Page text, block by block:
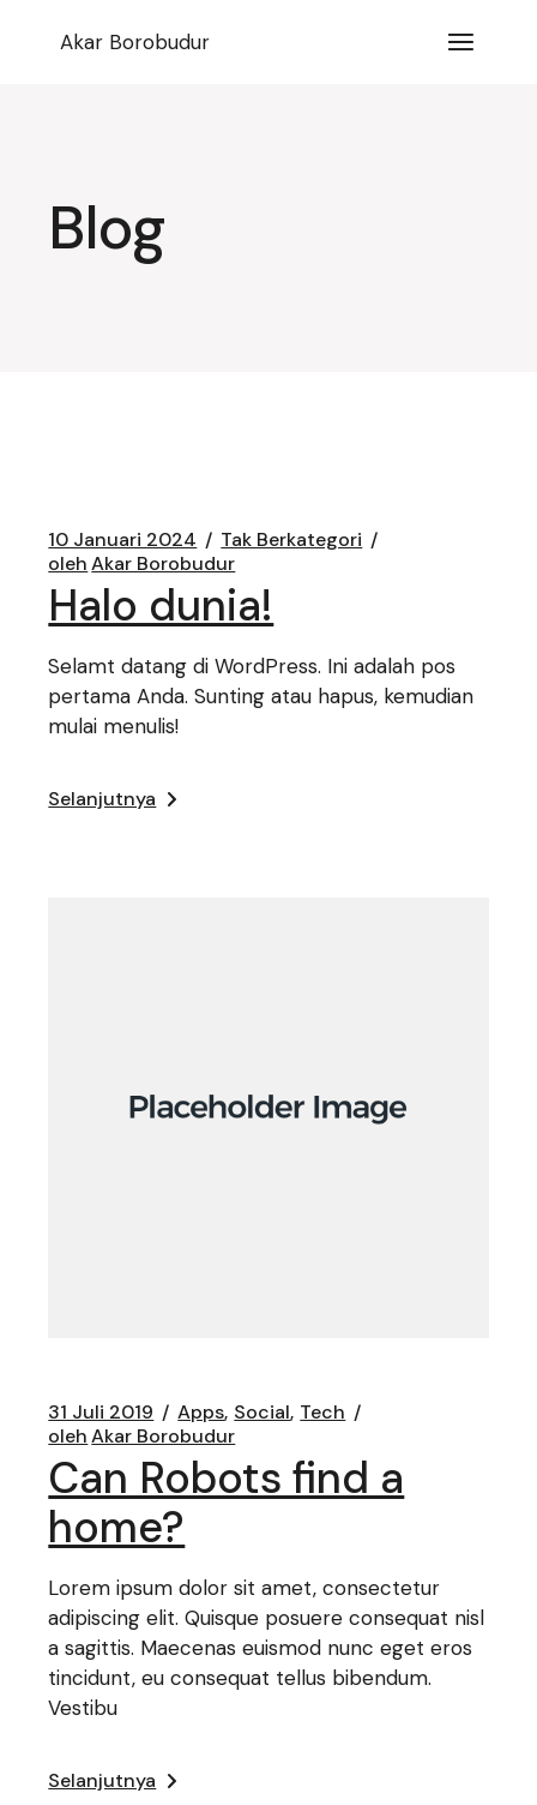
kontenAkar Borobudur
Blog
10 Januari 2024
Tak Berkategori
oleh Akar Borobudur
Halo dunia!
Selamt datang di WordPress. Ini adalah pos
pertama Anda. Sunting atau hapus, kemudian
mulai menulis!
Selanjutnya
31 Juli 2019 Apps Social Tech
oleh Akar Borobudur
Can Robots find a
home?
Lorem ipsum dolor sit amet, consectetur
adipiscing elit. Quisque posuere consequat nisl
a sagittis. Maecenas euismod nunc eget eros
tincidunt, eu consequat tellus bibendum.
Vestibu
Selanjutnya